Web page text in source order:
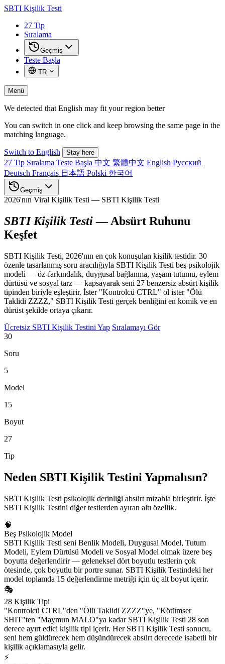
SBTI Kişilik Testi
27 Tip
Sıralama
Geçmiş
Teste Başla
TR
Menü
We detected that English may fit your region better
You can switch in one click and keep browsing the same page in the
matching language.
Switch to English Stay here
27 Tip Sıralama Teste Başla 中文 繁體中文 English Русский
Deutsch Français 日本語 Polski 한국어
Geçmiş
2026'nın Viral Kişilik Testi — SBTI Kişilik Testi
SBTI Kişilik Testi— Absürt Ruhunu
Keşfet
SBTI Kişilik Testi, 2026'nın en çok konuşulan kişilik testidir. 30
özenle tasarlanmış soru aracılığıyla SBTI Kişilik Testi beş psikolojik
modeli — öz-farkındalık, duygusal bağlanma, yaşam tutumu, eylem
dürtüsü ve sosyal tarz — kapsayarak seni 27 benzersiz absürt kişilik
tipinden biriyle eşleştirir. İster "Kontrolcü CTRL" ol ister "Ölü
Taklidi ZZZZ," SBTI Kişilik Testi gerçek benliğini en komik ve en
dürüst şekilde ortaya çıkarır.
Ücretsiz SBTI Kişilik Testini Yap Sıralamayı Gör
30
Soru
5
Model
15
Boyut
27
Tip
Neden SBTI Kişilik Testini Yapmalısın?
SBTI Kişilik Testi psikolojik derinliği absürt mizahla birleştirir. İşte
SBTI Kişilik Testini diğer testlerden ayıran altı özellik.
🧠
Beş Psikolojik Model
SBTI Kişilik Testi seni Benlik Modeli, Duygusal Model, Tutum
Modeli, Eylem Dürtüsü Modeli ve Sosyal Model olmak üzere beş
boyutta değerlendirir — geleneksel dört boyutlu testlerin çok
ötesinde, çok boyutlu bir portre sunar. SBTI Kişilik Testindeki her
model toplamda 15 değerlendirme metriği için üç alt boyut içerir.
🎭
28 Kişilik Tipi
"Kontrolcü CTRL"den "Ölü Taklidi ZZZZ"ye, "Kötümser
SHIT"ten "Maymun MALO"ya kadar SBTI Kişilik Testi 28 son
derece ayırt edici kişilik tipi içerir. Her SBTI Kişilik Testi sonucu,
seni hem güldürecek hem düşündürecek absürt derecede isabetli bir
kişilik açıklamasıyla gelir.
⚡